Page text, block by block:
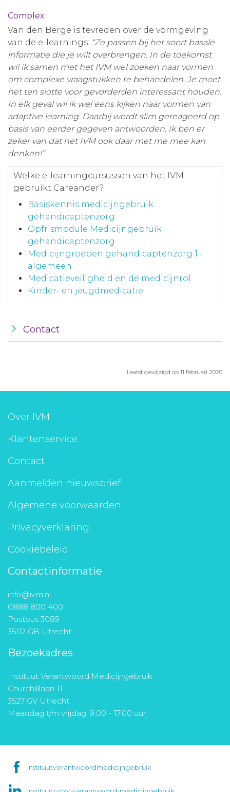
Complex
Van den Berge is tevreden over de vormgeving
van de e-learnings: “Ze passen bij het soort basale
informatie die je wilt overbrengen. In de toekomst
wil ik samen met het IVM wel zoeken naar vormen
om complexe vraagstukken te behandelen. Je moet
het ten slotte voor gevorderden interessant houden.
In elk geval wil ik wel eens kijken naar vormen van
adaptive learning. Daarbij wordt slim gereageerd op
basis van eerder gegeven antwoorden. Ik ben er
zeker van dat het IVM ook daar met me mee kan
denken!”
Welke e-learningcursussen van het IVM
gebruikt Careander?
Basiskennis medicijngebruik
gehandicaptenzorg
Opfrismodule Medicijngebruik
gehandicaptenzorg
Medicijngroepen gehandicaptenzorg 1 -
algemeen
Medicatieveiligheid en de medicijnrol
Kinder- en jeugdmedicatie
Contact
Laatst gewijzigd op 11 februari 2020
Over IVM
Klantenservice
Contact
Aanmelden nieuwsbrief
Algemene voorwaarden
Privacyverklaring
Cookiebeleid
Contactinformatie
info@ivm.nl
0888 800 400
Postbus 3089
3502 GB Utrecht
Bezoekadres
Instituut Verantwoord Medicijngebruik
Churchilllaan 11
3527 GV Utrecht
Maandag t/m vrijdag: 9.00 - 17.00 uur
instituutverantwoordmedicijngebruik